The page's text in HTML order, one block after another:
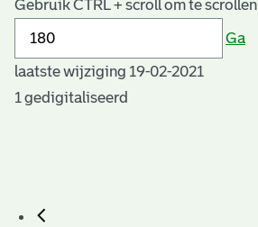
Gebruik CTRL + scroll om te scrollen
Ga
laatste wijziging 19-02-2021
1 gedigitaliseerd